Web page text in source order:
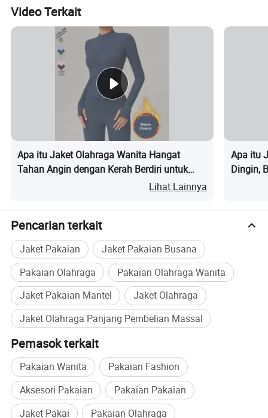
Video Terkait
Apa itu Jaket Olahraga Wanita Hangat
Tahan Angin dengan Kerah Berdiri untuk
Lihat Lainnya
Apa itu
Dingin,
Pencarian terkait
Jaket Pakaian
Jaket Pakaian Busana
Pakaian Olahraga
Pakaian Olahraga Wanita
Jaket Pakaian Mantel
Jaket Olahraga
Jaket Olahraga Panjang Pembelian Massal
Pemasok terkait
Pakaian Wanita
Pakaian Fashion
Aksesori Pakaian
Pakaian Pakaian
Jaket Pakai
Pakaian Olahraga